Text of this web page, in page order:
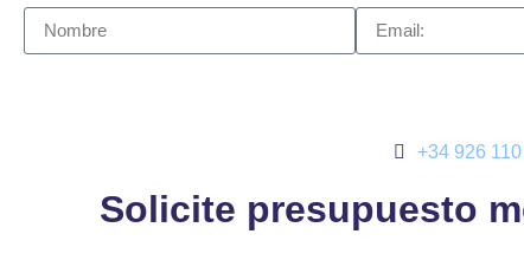
+34 926
Solicite presupuesto